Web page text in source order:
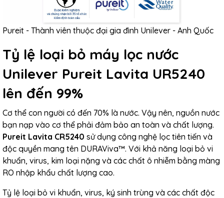
Pureit - Thành viên thuộc đại gia đình Unilever - Anh Quốc
Tỷ lệ loại bỏ máy lọc nước
Unilever Pureit Lavita UR5240
lên đến 99%
Cơ thể con người có đến 70% là nước. Vậy nên, nguồn nước
bạn nạp vào cơ thể phải đảm bảo an toàn và chất lượng.
Pureit Lavita CR5240 sử dụng công nghệ lọc tiên tiến và
độc quyền mang tên DURAViva™. Với khả năng loại bỏ vi
khuẩn, virus, kim loại nặng và các chất ô nhiễm bằng màng
RO nhập khẩu chất lượng cao.
Tỷ lệ loại bỏ vi khuẩn, virus, ký sinh trùng và các chất độc